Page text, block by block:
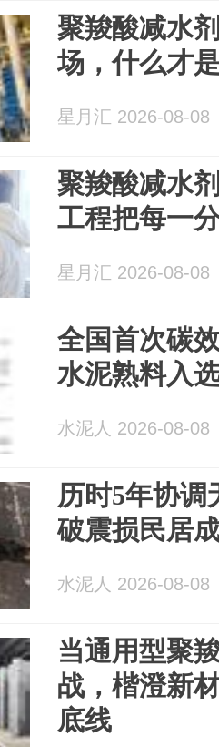
聚羧酸减水
场，什么才
星月汇 2026-08-08
聚羧酸减水
工程把每一
星月汇 2026-08-08
全国首次碳
水泥熟料入
水泥人 2026-08-08
历时5年协调
破震损民居
水泥人 2026-08-08
当通用型聚
战，楷澄新
底线